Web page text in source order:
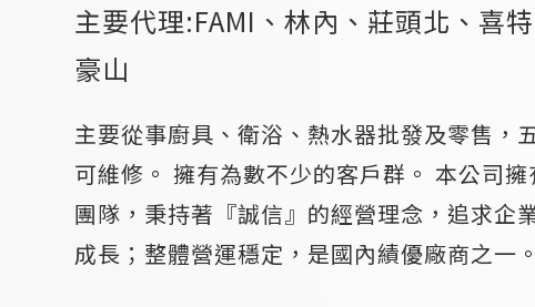
主要代理:FAMI、林內、莊頭北、喜
豪山
主要從事廚具、衛浴、熱水器批發及零售，
可維修。 擁有為數不少的客戶群。 本公司
團隊，秉持著『誠信』的經營理念，追求企
成長；整體營運穩定，是國內績優廠商之一。